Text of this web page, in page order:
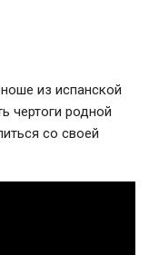
из испанской
чертоги родной
со своей